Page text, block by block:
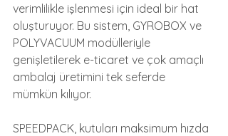
verimlilikle işlenmesi için ideal bir hat
oluşturuyor. Bu sistem, GYROBOX ve
POLYVACUUM modülleriyle
genişletilerek e-ticaret ve çok amaçlı
ambalaj üretimini tek seferde
mümkün kılıyor.
SPEEDPACK, kutuları maksimum hızda